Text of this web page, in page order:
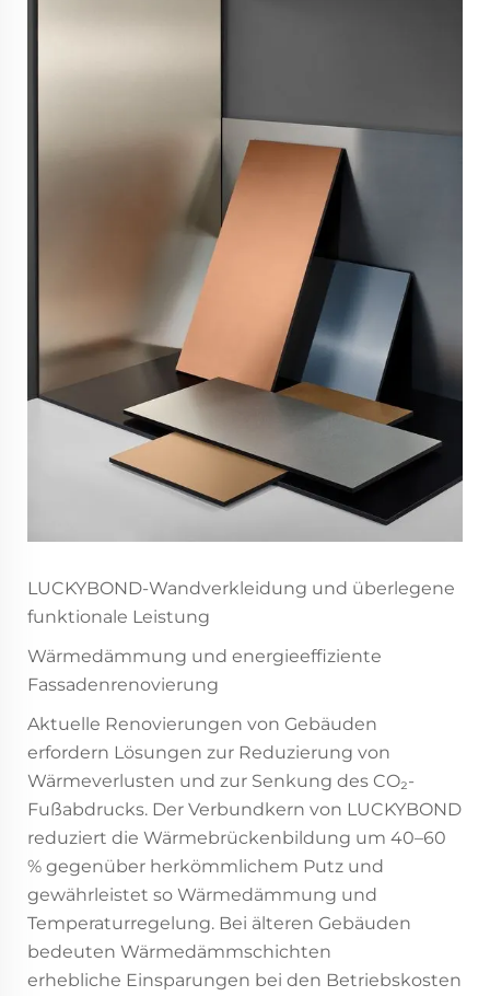
LUCKYBOND-Wandverkleidung und überlegene
funktionale Leistung
Wärmedämmung und energieeffiziente
Fassadenrenovierung
Aktuelle Renovierungen von Gebäuden
erfordern Lösungen zur Reduzierung von
Wärmeverlusten und zur Senkung des CO₂-
Fußabdrucks. Der Verbundkern von LUCKYBOND
reduziert die Wärmebrückenbildung um 40–60
% gegenüber herkömmlichem Putz und
gewährleistet so Wärmedämmung und
Temperaturregelung. Bei älteren Gebäuden
bedeuten Wärmedämmschichten
erhebliche Einsparungen bei den Betriebskosten